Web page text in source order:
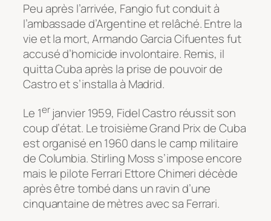
Peu après l’arrivée, Fangio fut conduit à
l’ambassade d’Argentine et relâché. Entre la
vie et la mort, Armando Garcia Cifuentes fut
accusé d’homicide involontaire. Remis, il
quitta Cuba après la prise de pouvoir de
Castro et s’installa à Madrid.
Le 1erjanvier 1959, Fidel Castro réussit son
coup d’état. Le troisième Grand Prix de Cuba
est organisé en 1960 dans le camp militaire
de Columbia. Stirling Moss s’impose encore
mais le pilote Ferrari Ettore Chimeri décède
après être tombé dans un ravin d’une
cinquantaine de mètres avec sa Ferrari.